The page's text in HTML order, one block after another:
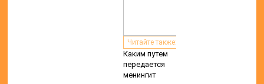
Читайте также:
Каким путем
передается
менингит